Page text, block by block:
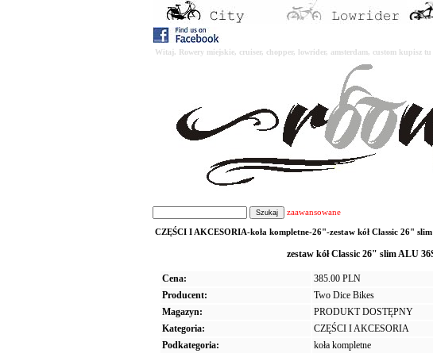
Witaj. Rowery miejskie, cruiser, chopper, lowrider, amsterdam, custom kupisz
zaawansowane
CZĘŚCI I AKCESORIA-koła kompletne-26"-zestaw kół Classic 26"
zestaw kół Classic 26" slim ALU
Cena:
385.00 PLN
Producent:
Two Dice Bikes
Magazyn:
PRODUKT DOSTĘPNY
Kategoria:
CZĘŚCI I AKCESORIA
Podkategoria:
koła kompletne